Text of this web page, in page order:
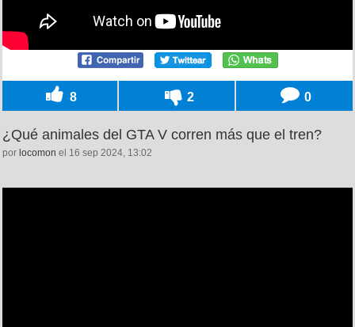
8 2 0
¿Qué animales del GTA V corren más que el tren?
por locomon el 16 sep 2024, 13:02